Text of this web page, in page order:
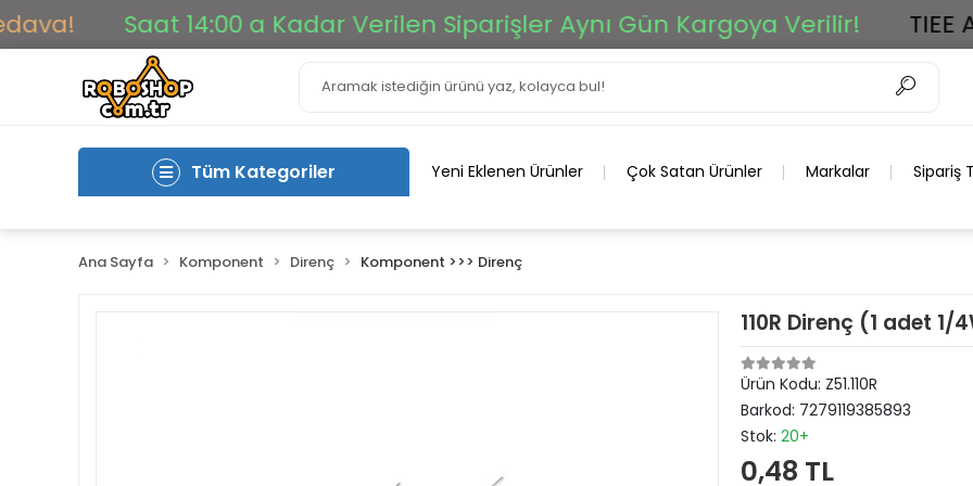
Saat 14:00 a Kadar Verilen Siparişler Aynı Gün Kargoya Verilir! TIEE Ar-
Tüm Kategoriler Yeni Eklenen Ürünler Çok Satan Ürünler Markalar Sipariş
Ana Sayfa Komponent Direnç Komponent >>> Direnç
110R Direnç (1 adet 1/
Ürün Kodu: Z51.110R
Barkod: 7279119385893
Stok: 20+
0,48 TL